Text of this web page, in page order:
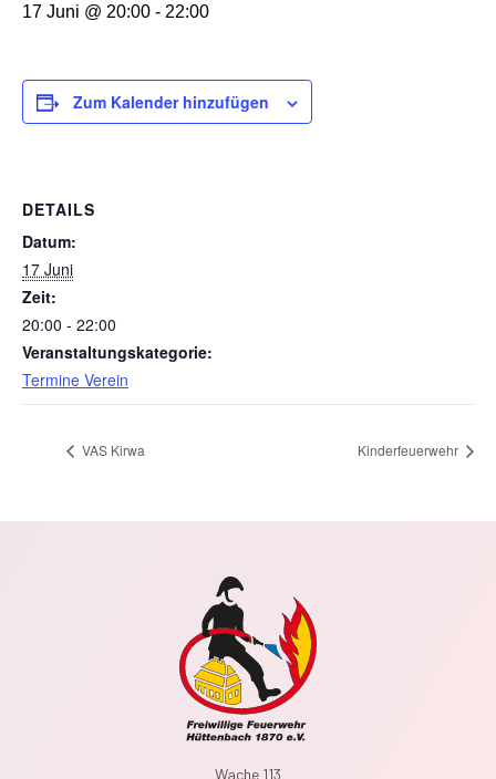
17 Juni @ 20:00 - 22:00
Zum Kalender hinzufügen
DETAILS
Datum:
17 Juni
Zeit:
20:00 - 22:00
Veranstaltungskategorie:
Termine Verein
VAS Kirwa Kinderfeuerwehr
Wache 113